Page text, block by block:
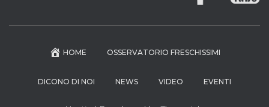
HOME OSSERVATORIO FRESCHISSIMI
DICONO DI NOI NEWS VIDEO EVENTI